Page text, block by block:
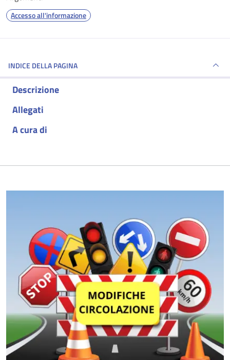
Accesso all'informazione
INDICE DELLA PAGINA
Descrizione
Allegati
A cura di